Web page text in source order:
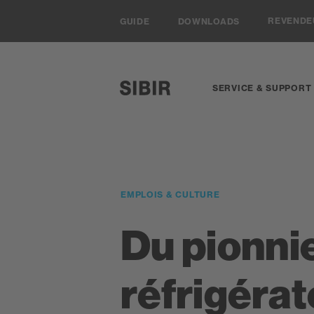
GUIDE DOWNLOADS
SERVICE & SUPPORT
EMPLOIS & CULTURE
Du